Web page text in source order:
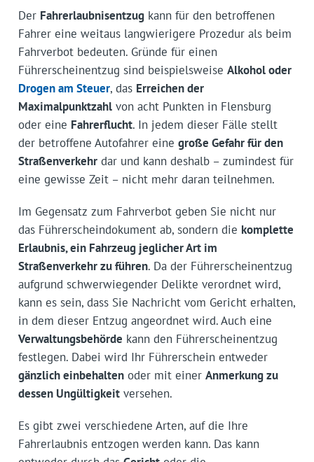
Der Fahrerlaubnisentzugkann für den betroffenen
Fahrer eine weitaus langwierigere Prozedur als beim
Fahrverbot bedeuten. Gründe für einen
Führerscheinentzug sind beispielsweise Alkohol oder
Drogen am Steuer, das Erreichen der
Maximalpunktzahlvon acht Punkten in Flensburg
oder eine Fahrerflucht. In jedem dieser Fälle stellt
der betroffene Autofahrer eine große Gefahr für den
Straßenverkehrdar und kann deshalb – zumindest für
eine gewisse Zeit – nicht mehr daran teilnehmen.
Im Gegensatz zum Fahrverbot geben Sie nicht nur
das Führerscheindokument ab, sondern die komplette
Erlaubnis, ein Fahrzeug jeglicher Art im
Straßenverkehr zu führen. Da der Führerscheinentzug
aufgrund schwerwiegender Delikte verordnet wird,
kann es sein, dass Sie Nachricht vom Gericht erhalten,
in dem dieser Entzug angeordnet wird. Auch eine
Verwaltungsbehörde kann den Führerscheinentzug
festlegen. Dabei wird Ihr Führerschein entweder
gänzlich einbehaltenoder mit einer Anmerkung zu
dessen Ungültigkeitversehen.
Es gibt zwei verschiedene Arten, auf die Ihre
Fahrerlaubnis entzogen werden kann. Das kann